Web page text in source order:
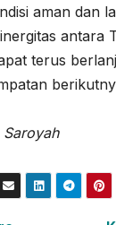
aman dan
antara
terus